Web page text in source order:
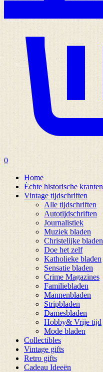
0
Home
Échte historische kranten
Vintage tijdschriften
Alle tijdschriften
Autotijdschriften
Journalistiek
Muziek bladen
Christelijke bladen
Doe het zelf
Katholieke bladen
Sensatie bladen
Crime Magazines
Familiebladen
Mannenbladen
Stripbladen
Damesbladen
Hobby& Vrije tijd
Mode bladen
Collectibles
Vintage gifts
Retro gifts
Cadeau Ideeën